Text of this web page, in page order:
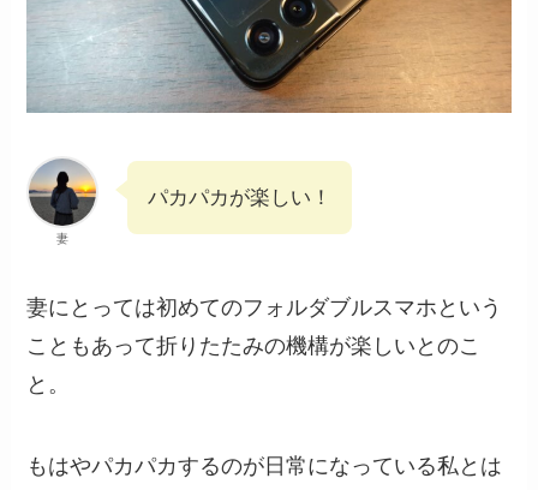
妻
パカパカが楽しい！
妻にとっては初めてのフォルダブルスマホという
こともあって折りたたみの機構が楽しいとのこ
と。
もはやパカパカするのが日常になっている私とは